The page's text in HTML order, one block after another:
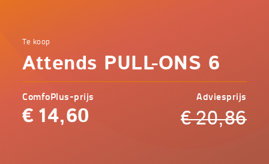
Home
Incontinentie
ONS 6
Comfoplus
-
Te koop
Attends PULL-ONS 6
ComfoPlus-prijs
€ 14,60
Adviesprijs
€20,86